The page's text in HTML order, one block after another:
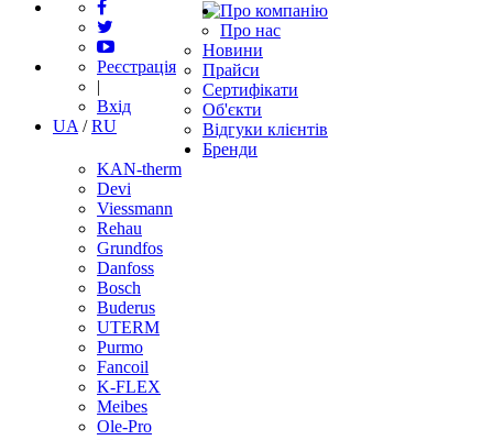
Реєстрація
|
Вхід
UA /RU
Про компанію
Про нас
Новини
Прайси
Сертифікати
Об'єкти
Відгуки клієнтів
Бренди
KAN-therm
Devi
Viessmann
Rehau
Grundfos
Danfoss
Bosch
Buderus
UTERM
Purmo
Fancoil
K-FLEX
Meibes
Ole-Pro